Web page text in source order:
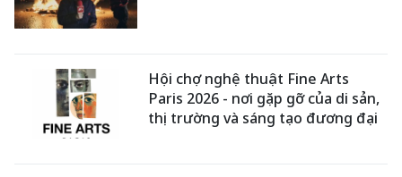
Hội chợ nghệ thuật Fine Arts
Paris 2026 - nơi gặp gỡ của di sản,
thị trường và sáng tạo đương đại